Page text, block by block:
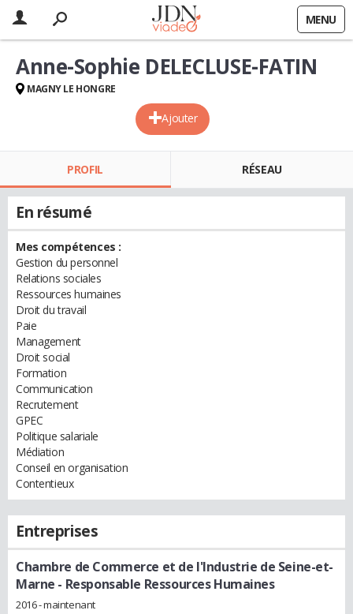
MENU
Ajouter
Anne-Sophie DELECLUSE-FATIN
MAGNY LE HONGRE
PROFIL RÉSEAU
En résumé
Mes compétences :
Gestion du personnel
Relations sociales
Ressources humaines
Droit du travail
Paie
Management
Droit social
Formation
Communication
Recrutement
GPEC
Politique salariale
Médiation
Conseil en organisation
Contentieux
Entreprises
Chambre de Commerce et de l'Industrie de Seine-et-
Marne - Responsable Ressources Humaines
2016 - maintenant